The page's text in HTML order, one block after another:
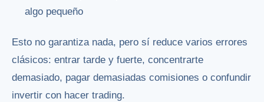
algo pequeño
Esto no garantiza nada, pero sí reduce varios errores
clásicos: entrar tarde y fuerte, concentrarte
demasiado, pagar demasiadas comisiones o confundir
invertir con hacer trading.